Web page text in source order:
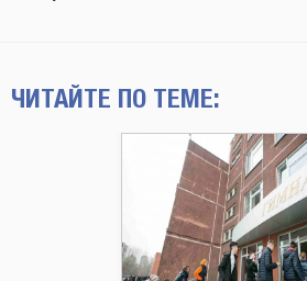
ЧИТАЙТЕ ПО ТЕМЕ: